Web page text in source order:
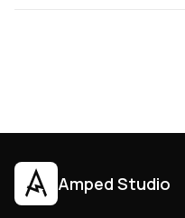
Amped Studio